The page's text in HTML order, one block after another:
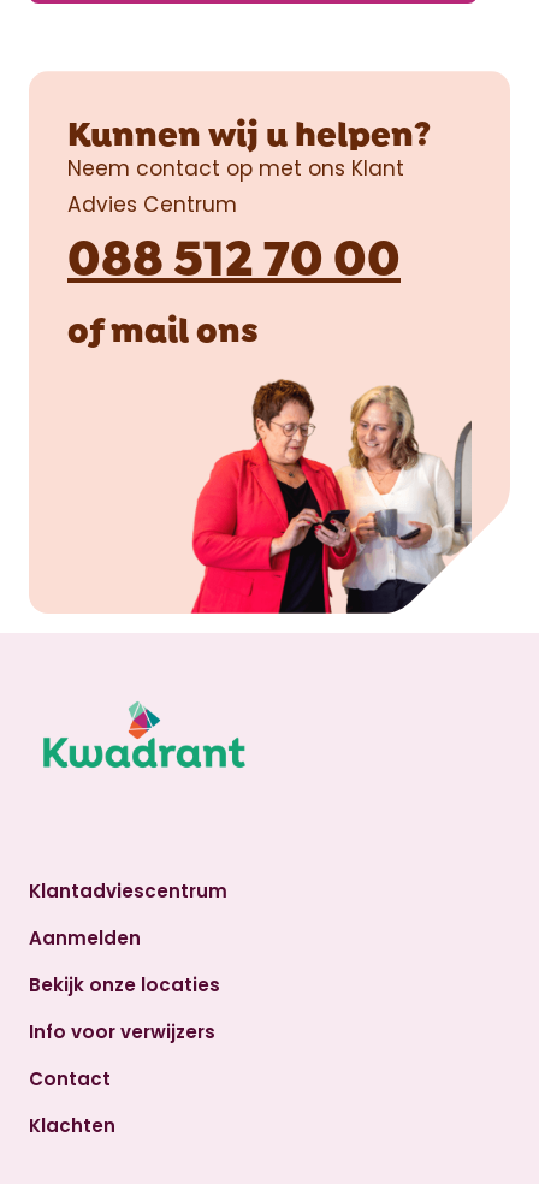
Kunnen wij u helpen?
Neem contact op met ons Klant
Advies Centrum
088 512 70 00
ofmailons
Klantadviescentrum
Aanmelden
Bekijk onze locaties
Info voor verwijzers
Contact
Klachten